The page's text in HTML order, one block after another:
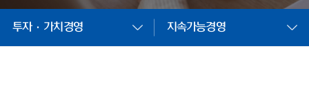
투자·가치경영 지속가능경영